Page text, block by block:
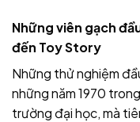
Những viên gạch
đến Toy Story
Những thử nghiệm
những năm 1970
trường đại học, mà